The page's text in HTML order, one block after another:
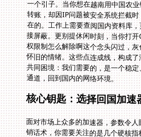
通道，回到国内的网络环境。
核心钥匙：选择回国加速
面对市场上众多的加速器，参数令
销话术，你需要关注的是几个硬核